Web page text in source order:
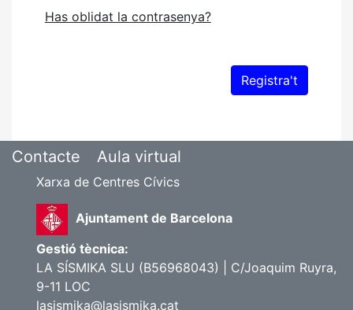
Has oblidat la contrasenya?
Contacte Aula virtual
Xarxa de Centres Cívics
Ajuntament de Barcelona
Gestió tècnica:
LA SÍSMIKA SLU (B56968043) | C/Joaquim Ruyra,
9-11 LOC
lasismika@lasismika.cat